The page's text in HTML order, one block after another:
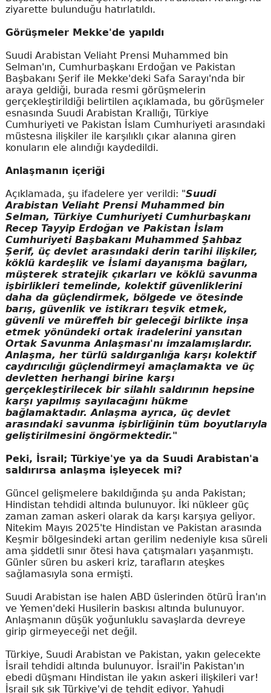
ziyarette bulunduğu hatırlatıldı.
Görüşmeler Mekke'de yapıldı
Suudi Arabistan Veliaht Prensi Muhammed bin
Selman'ın, Cumhurbaşkanı Erdoğan ve Pakistan
Başbakanı Şerif ile Mekke'deki Safa Sarayı'nda bir
araya geldiği, burada resmi görüşmelerin
gerçekleştirildiği belirtilen açıklamada, bu görüşmeler
esnasında Suudi Arabistan Krallığı, Türkiye
Cumhuriyeti ve Pakistan İslam Cumhuriyeti arasındaki
müstesna ilişkiler ile karşılıklı çıkar alanına giren
konuların ele alındığı kaydedildi.
Anlaşmanın içeriği
Açıklamada, şu ifadelere yer verildi: "Suudi
Arabistan Veliaht Prensi Muhammed bin
Selman, Türkiye Cumhuriyeti Cumhurbaşkanı
Recep Tayyip Erdoğan ve Pakistan İslam
Cumhuriyeti Başbakanı Muhammed Şahbaz
Şerif, üç devlet arasındaki derin tarihi ilişkiler,
köklü kardeşlik ve İslami dayanışma bağları,
müşterek stratejik çıkarları ve köklü savunma
işbirlikleri temelinde, kolektif güvenliklerini
daha da güçlendirmek, bölgede ve ötesinde
barış, güvenlik ve istikrarı teşvik etmek,
güvenli ve müreffeh bir geleceği birlikte inşa
etmek yönündeki ortak iradelerini yansıtan
Ortak Savunma Anlaşması'nı imzalamışlardır.
Anlaşma, her türlü saldırganlığa karşı kolektif
caydırıcılığı güçlendirmeyi amaçlamakta ve üç
devletten herhangi birine karşı
gerçekleştirilecek bir silahlı saldırının hepsine
karşı yapılmış sayılacağını hükme
bağlamaktadır. Anlaşma ayrıca, üç devlet
arasındaki savunma işbirliğinin tüm boyutlarıyla
geliştirilmesini öngörmektedir."
Peki, İsrail; Türkiye'ye ya da Suudi Arabistan'a
saldırırsa anlaşma işleyecek mi?
Güncel gelişmelere bakıldığında şu anda Pakistan;
Hindistan tehdidi altında bulunuyor. İki nükleer güç
zaman zaman askeri olarak da karşı karşıya geliyor.
Nitekim Mayıs 2025'te Hindistan ve Pakistan arasında
Keşmir bölgesindeki artan gerilim nedeniyle kısa süreli
ama şiddetli sınır ötesi hava çatışmaları yaşanmıştı.
Günler süren bu askeri kriz, tarafların ateşkes
sağlamasıyla sona ermişti.
Suudi Arabistan ise halen ABD üslerinden ötürü İran'ın
ve Yemen'deki Husilerin baskısı altında bulunuyor.
Anlaşmanın düşük yoğunluklu savaşlarda devreye
girip girmeyeceği net değil.
Türkiye, Suudi Arabistan ve Pakistan, yakın gelecekte
İsrail tehdidi altında bulunuyor. İsrail'in Pakistan'ın
ebedi düşmanı Hindistan ile yakın askeri ilişkileri var!
İsrail sık sık Türkiye'yi de tehdit ediyor. Yahudi